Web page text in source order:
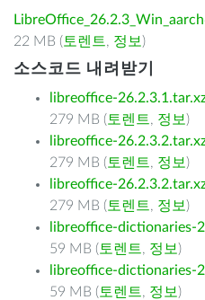
22 MB ( 토렌트, 정보 )
소스코드 내려받기
libreoffice-
279 MB ( 토렌트, 정보 )
libreoffice-
279 MB ( 토렌트, 정보 )
libreoffice-
279 MB ( 토렌트, 정보 )
libreoffice-dictionaries-
59 MB ( 토렌트, 정보 )
libreoffice-dictionaries-
59 MB ( 토렌트, 정보 )